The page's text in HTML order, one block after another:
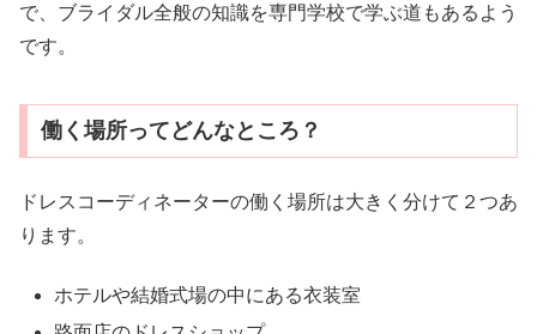
で、ブライダル全般の知識を専門学校で学ぶ道もあるよう
です。
働く場所ってどんなところ？
ドレスコーディネーターの働く場所は大きく分けて２つあ
ります。
ホテルや結婚式場の中にある衣装室